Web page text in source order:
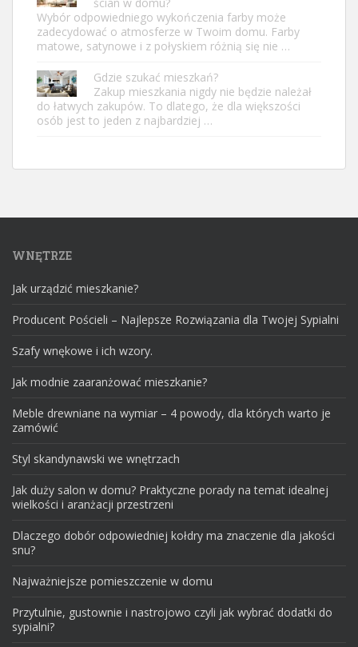
Wybór odpowiedniego wykończenia farby może
zadecydować o atmosferze w Twoim domu. Farby
matowe, satynowe i z połyskiem różnią się nie …
Gdzie szukać mieszkań?
Zakup mieszkania nigdy nie będzie należał
do łatwych zakupów. To dlatego, że dla większości
osób jest to jeden z najbardziej …
WNĘTRZE
Jak urządzić mieszkanie?
Producent Pościeli – Najlepsze Rozwiązania dla Twojej Sypialni
Szafy wnękowe i ich wzory.
Jak modnie zaaranżować mieszkanie?
Meble drewniane na wymiar – 4 powody, dla których warto je
zamówić
Styl skandynawski we wnętrzach
Jak duży salon w domu? Praktyczne porady na temat idealnej
wielkości i aranżacji przestrzeni
Dlaczego dobór odpowiedniej kołdry ma znaczenie dla jakości
snu?
Najważniejsze pomieszczenie w domu
Przytulnie, gustownie i nastrojowo czyli jak wybrać dodatki do
sypialni?